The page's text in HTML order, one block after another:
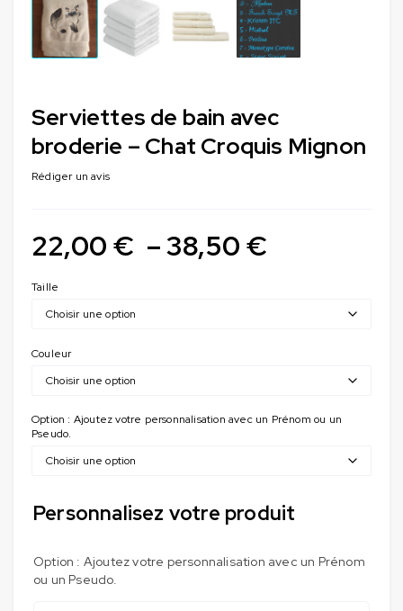
Serviettes de bain avec
broderie – Chat Croquis Mignon
Rédiger un avis
22,00 € –38,50 €
Taille
Couleur
Option : Ajoutez votre personnalisation avec un Prénom ou un
Pseudo.
Personnalisez votre produit
Option : Ajoutez votre personnalisation avec un Prénom
ou un Pseudo.